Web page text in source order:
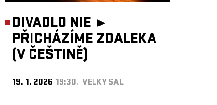
DIVADLO NIE ►
PŘICHÁZÍME ZDALEKA
(V ČEŠTINĚ)
19. 1. 2026 19:30, VELKÝ SÁL